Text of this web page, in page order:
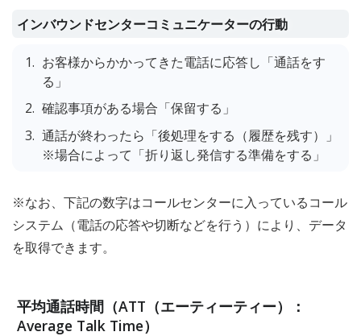
インバウンドセンターコミュニケーターの行動
お客様からかかってきた電話に応答し「通話をす
る」
確認事項がある場合「保留する」
通話が終わったら「後処理をする（履歴を残す）」
※場合によって「折り返し発信する準備をする」
※なお、下記の数字はコールセンターに入っているコール
システム（電話の応答や切断などを行う）により、データ
を取得できます。
平均通話時間（ATT（エーティーティー）：
Average Talk Time）